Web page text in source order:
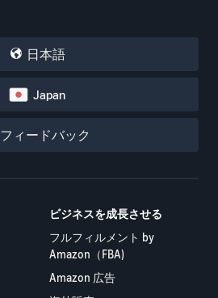
日本語
Japan
フィードバック
ビジネスを成長させる
フルフィルメント by
Amazon（FBA)
Amazon 広告